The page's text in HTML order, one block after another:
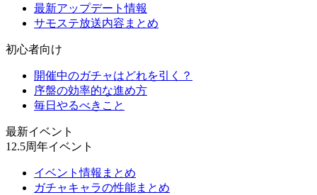
最新アップデート情報
サモステ放送内容まとめ
初心者向け
開催中のガチャはどれを引く？
序盤の効率的な進め方
毎日やるべきこと
最新イベント
12.5周年イベント
イベント情報まとめ
ガチャキャラの性能まとめ